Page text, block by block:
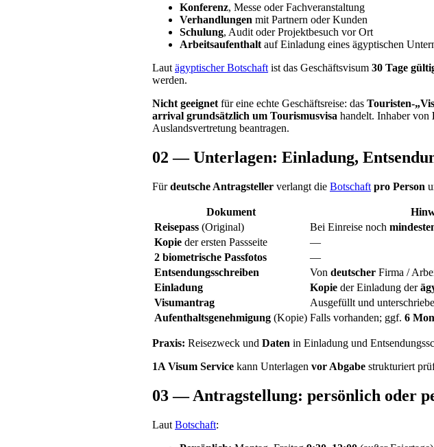
Konferenz, Messe oder Fachveranstaltung
Verhandlungen mit Partnern oder Kunden
Schulung, Audit oder Projektbesuch vor Ort
Arbeitsaufenthalt auf Einladung eines ägyptischen
Laut ägyptischer Botschaft ist das Geschäftsvisum 30 Tage
werden.
Nicht geeignet für eine echte Geschäftsreise: das Touristen-
arrival grundsätzlich um Tourismusvisa handelt. Inhaber von
Auslandsvertretung beantragen.
02 — Unterlagen: Einladung,
Fürdeutsche Antragsteller verlangt die Botschaft pro Person
Dokument
Reisepass (Original) Bei Einreise noch
Kopie der ersten Passseite
—
2 biometrische Passfotos
—
Entsendungsschreiben
Von deutscher Firma /
Einladung
Kopie der Einladung der
Visumantrag
Ausgefüllt und
Aufenthaltsgenehmigung (Kopie) Falls vorhanden; ggf. 6
Praxis: Reisezweck und Daten in Einladung und
1A Visum Service kann Unterlagen vor Abgabe strukturiert
03 — Antragstellung: persönlich oder
Laut Botschaft: